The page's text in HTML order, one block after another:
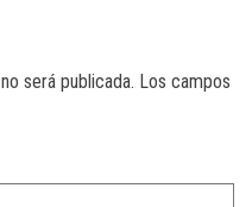
será publicada. Los campos